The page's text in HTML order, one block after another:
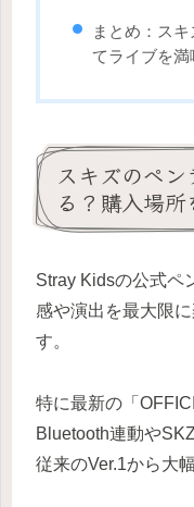
まとめ：ス
てライブを満
スキズのペ
る？購入場所
Stray Kidsの公式ペ
感や演出を最大限
す。
特に最新の「
Bluetooth連動や
従来のVer.1から大